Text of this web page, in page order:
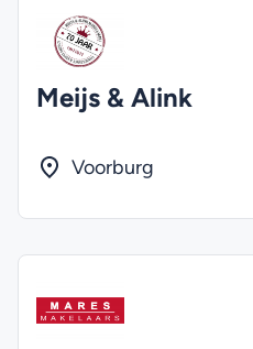
Meijs & Alink
Voorburg